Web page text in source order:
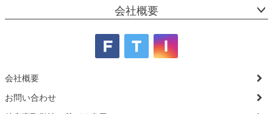
会社概要
会社概要
お問い合わせ